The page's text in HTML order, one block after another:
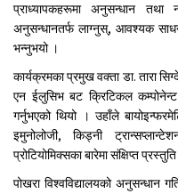
प्राध्यापकहरूमा अनुसन्धान
अनुसन्धानतर्फ लाग्नुस्, आवश्यक
भन्नुभयो ।
कार्यक्रमका प्रमुख वक्ता डा. तारा
एन ईलुसिभ बट क्रिटिकल कम्पोनेन्ट
गर्नुभएको थियो । उहाँले
इमुनोलोजी, किड्नी
प्रोटियोमिक्सका बारेमा संक्षिप्त
पोखरा विश्वविद्यालयको अनुसन्धान